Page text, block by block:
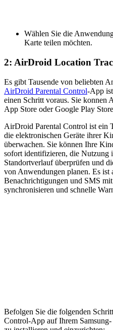
Wählen Sie die
Karte teilen möchten.
2: AirDroid Location
Es gibt Tausende von beliebten
AirDroid Parental Control-App
einen Schritt voraus. Sie konnen
App Store oder Google Play
AirDroid Parental Control ist ein
die elektronischen Geräte ihrer
überwachen. Sie können Ihre
sofort identifizieren, die Nutzung
Standortverlauf überprüfen und
von Anwendungen planen. Es ist
Benachrichtigungen und SMS
synchronisieren und schnelle
Befolgen Sie die folgenden
Control-App auf Ihrem